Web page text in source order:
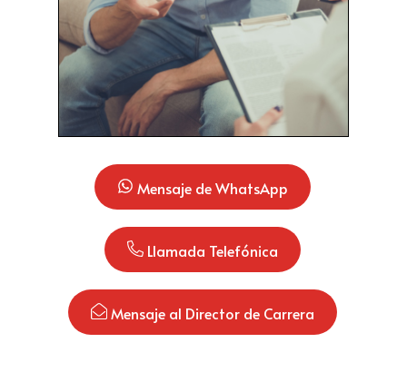
Mensaje de WhatsApp
Llamada Telefónica
Mensaje al Director de Carrera